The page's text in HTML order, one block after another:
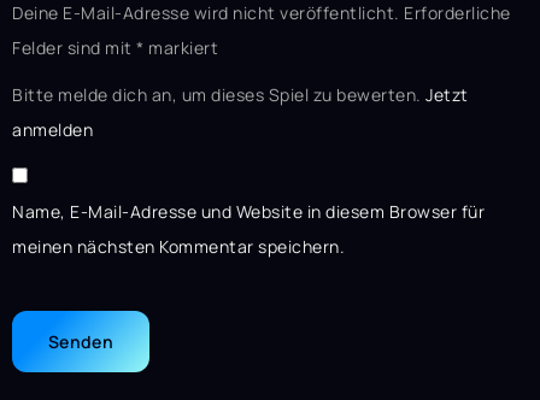
Deine E-Mail-Adresse wird nicht veröffentlicht. Erforderliche
Felder sind mit * markiert
Bitte melde dich an, um dieses Spiel zu bewerten. Jetzt
anmelden
Name, E-Mail-Adresse und Website in diesem Browser für
meinen nächsten Kommentar speichern.